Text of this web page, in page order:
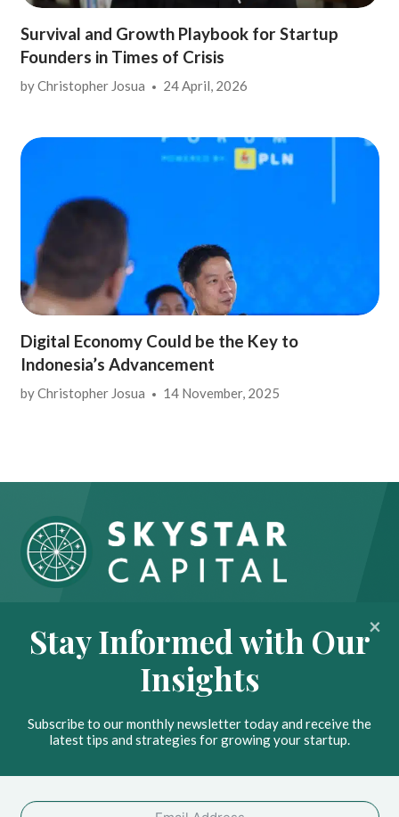
Survival and Growth Playbook for Startup
Founders in Times of Crisis
byChristopher Josua 24 April, 2026
Digital Economy Could be the Key to
Indonesia’s Advancement
byChristopher Josua 14 November, 2025
Insights
Contact
Privacy Policy
Stay Ahead with Our
Stay Informed with Our
Insights
Subscribe to our monthly newsletter today and receive the
latest tips and strategies for growing your startup.